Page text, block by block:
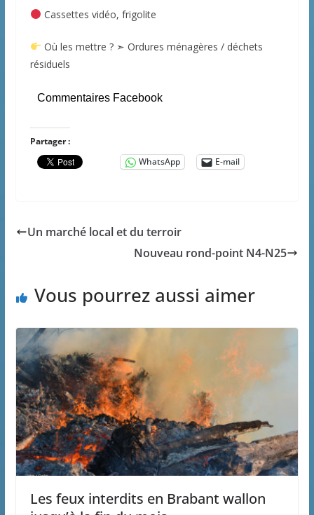
Cassettes vidéo, frigolite
Où les mettre ? ➣ Ordures ménagères / déchets
résiduels
Commentaires Facebook
Partager :
WhatsApp
E-mail
Un marché local et du terroir
Nouveau rond-point N4-N25
Vous pourrez aussi aimer
Les feux interdits en Brabant wallon